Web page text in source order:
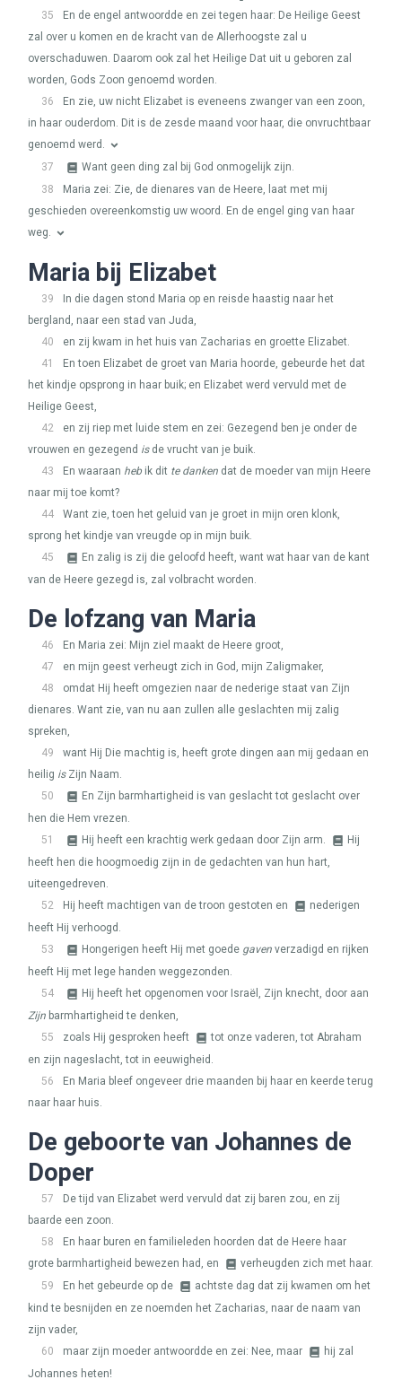
35
En de engel antwoordde en zei tegen haar: De Heilige Geest
zal over u komen en de kracht van de Allerhoogste zal u
overschaduwen. Daarom ook zal het Heilige Dat uit u geboren zal
worden, Gods Zoon genoemd worden.
36
En zie, uw nicht Elizabet is eveneens zwanger van een zoon,
in haar ouderdom. Dit is de zesde maand voor haar, die onvruchtbaar
genoemd werd.
37
Want geen ding zal bij God onmogelijk zijn.
38
Maria zei: Zie, de dienares van de Heere, laat met mij
geschieden overeenkomstig uw woord. En de engel ging van haar
weg.
Maria bij Elizabet
39
In die dagen stond Maria op en reisde haastig naar het
bergland, naar een stad van Juda,
40
en zij kwam in het huis van Zacharias en groette Elizabet.
41
En toen Elizabet de groet van Maria hoorde, gebeurde het dat
het kindje opsprong in haar buik; en Elizabet werd vervuld met de
Heilige Geest,
42
en zij riep met luide stem en zei: Gezegend ben je onder de
vrouwen en gezegend isde vrucht van je buik.
43
En waaraan heb ik dit te danken dat de moeder van mijn Heere
naar mij toe komt?
44
Want zie, toen het geluid van je groet in mijn oren klonk,
sprong het kindje van vreugde op in mijn buik.
45
En zalig is zij die geloofd heeft, want wat haar van de kant
van de Heere gezegd is, zal volbracht worden.
De lofzang van Maria
46
En Maria zei: Mijn ziel maakt de Heere groot,
47
en mijn geest verheugt zich in God, mijn Zaligmaker,
48
omdat Hij heeft omgezien naar de nederige staat van Zijn
dienares. Want zie, van nu aan zullen alle geslachten mij zalig
spreken,
49
want Hij Die machtig is, heeft grote dingen aan mij gedaan en
heilig isZijn Naam.
50
En Zijn barmhartigheid is van geslacht tot geslacht over
hen die Hem vrezen.
51
Hij heeft een krachtig werk gedaan door Zijn arm.
Hij
heeft hen die hoogmoedig zijn in de gedachten van hun hart,
uiteengedreven.
52
Hij heeft machtigen van de troon gestoten en
nederigen
heeft Hij verhoogd.
53
Hongerigen heeft Hij met goede gaven verzadigd en rijken
heeft Hij met lege handen weggezonden.
54
Hij heeft het opgenomen voor Israël, Zijn knecht, door aan
Zijn barmhartigheid te denken,
55
zoals Hij gesproken heeft
tot onze vaderen, tot Abraham
en zijn nageslacht, tot in eeuwigheid.
56
En Maria bleef ongeveer drie maanden bij haar en keerde terug
naar haar huis.
De geboorte van Johannes de
Doper
57
De tijd van Elizabet werd vervuld dat zij baren zou, en zij
baarde een zoon.
58
En haar buren en familieleden hoorden dat de Heere haar
grote barmhartigheid bewezen had, en
verheugden zich met haar.
59
En het gebeurde op de
achtste dag dat zij kwamen om het
kind te besnijden en ze noemden het Zacharias, naar de naam van
zijn vader,
60
maar zijn moeder antwoordde en zei: Nee, maar
hij zal
Johannes heten!